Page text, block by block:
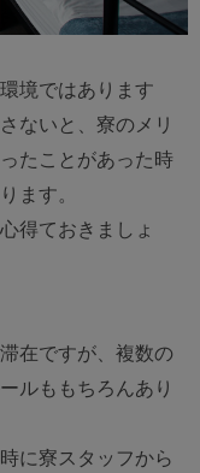
境ではあります
ないと、寮のメリ
たことがあった時
ます。
得ておきましょ
在ですが、複数の
ルももちろんあり
に寮スタッフから